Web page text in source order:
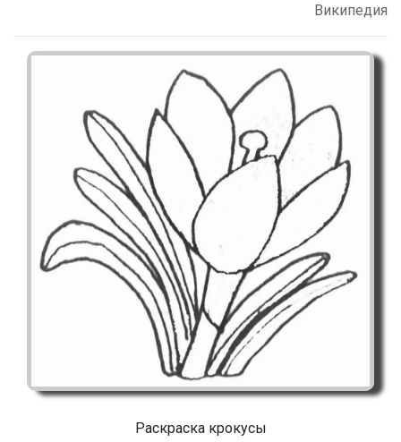
Википедия
Раскраска крокусы